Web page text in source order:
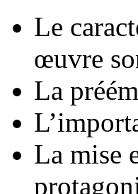
Le
œuvre
La
La mise